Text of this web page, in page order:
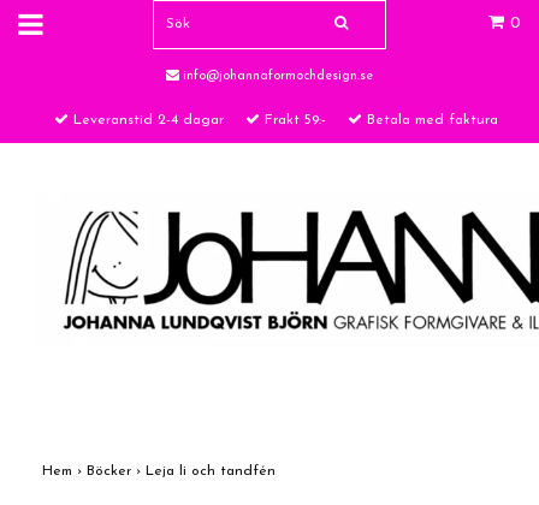
0
info@johannaformochdesign.se
Leveranstid 2-4 dagar Frakt 59:- Betala med faktura
Hem › Böcker › Leja li och tandfén